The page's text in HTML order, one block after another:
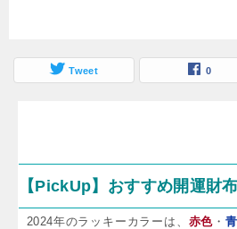
Tweet 0
【PickUp】おすすめ開運財布
2024年のラッキーカラーは、 赤色 ・